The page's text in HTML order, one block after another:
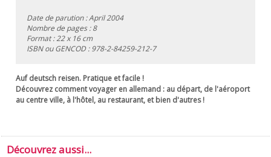
Date de parution : April 2004
Nombre de pages : 8
Format : 22 x 16 cm
ISBN ou GENCOD :978-2-84259-212-7
Auf deutsch reisen. Pratique et facile !
Découvrez comment voyager en allemand : au départ, de l'aéroport
au centre ville, à l'hôtel, au restaurant, et bien d'autres !
Découvrez aussi...